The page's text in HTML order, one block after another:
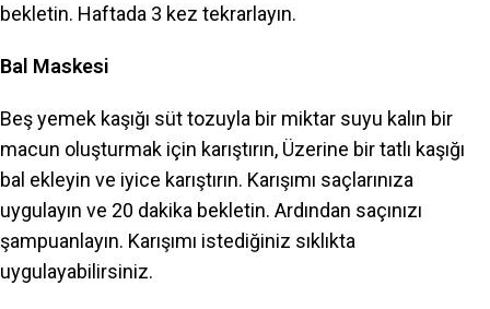
bekletin. Haftada 3 kez tekrarlayın.
Bal Maskesi
Beş yemek kaşığı süt tozuyla bir miktar suyu kalın bir
macun oluşturmak için karıştırın, Üzerine bir tatlı kaşığı
bal ekleyin ve iyice karıştırın. Karışımı saçlarınıza
uygulayın ve 20 dakika bekletin. Ardından saçınızı
şampuanlayın. Karışımı istediğiniz sıklıkta
uygulayabilirsiniz.